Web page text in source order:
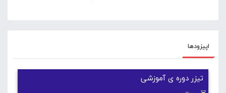
اپیزودها
تیزر دوره ی آموزشی